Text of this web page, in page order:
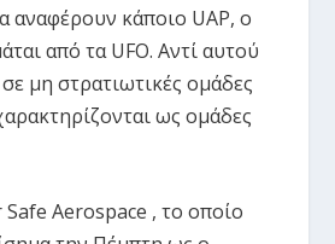
αναφέρουν κάποιο UAP, ο
από τα UFO. Αντί αυτού
μη στρατιωτικές ομάδες
ως ομάδες
Aerospace , το οποίο